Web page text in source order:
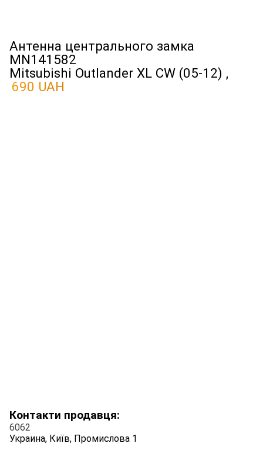
Антенна центрального замка
MN141582
Mitsubishi Outlander XL CW (05-12) ,
690 UAH
Контакти продавця:
6062
Украина, Київ, Промислова 1